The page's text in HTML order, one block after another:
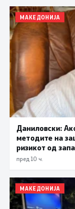
МАКЕДОНИЈА
Даниловски:
методите на
ризикот од
пред 10 ч.
МАКЕДОНИЈА